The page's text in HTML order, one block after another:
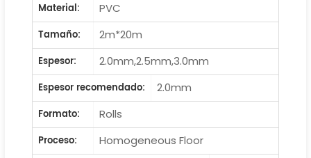
Material:
PVC
Tamaño:
2m*20m
Espesor:
2.0mm,2.5mm,3.0mm
Espesor recomendado:
2.0mm
Formato:
Rolls
Proceso:
Homogeneous Floor